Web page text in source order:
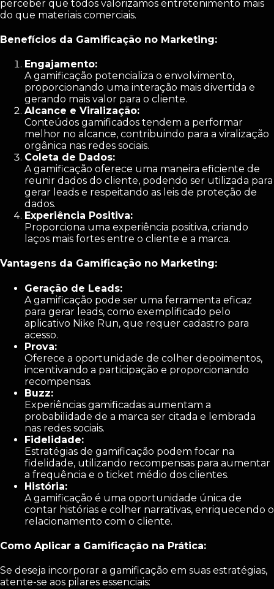
perceber que todos valorizamos entretenimento mais
do que materiais comerciais.
Benefícios da Gamificação no Marketing:
Engajamento:
A gamificação potencializa o envolvimento,
proporcionando uma interação mais divertida e
gerando mais valor para o cliente.
Alcance e Viralização:
Conteúdos gamificados tendem a performar
melhor no alcance, contribuindo para a viralização
orgânica nas redes sociais.
Coleta de Dados:
A gamificação oferece uma maneira eficiente de
reunir dados do cliente, podendo ser utilizada para
gerar leads e respeitando as leis de proteção de
dados.
Experiência Positiva:
Proporciona uma experiência positiva, criando
laços mais fortes entre o cliente e a marca.
Vantagens da Gamificação no Marketing:
Geração de Leads:
A gamificação pode ser uma ferramenta eficaz
para gerar leads, como exemplificado pelo
aplicativo Nike Run, que requer cadastro para
acesso.
Prova:
Oferece a oportunidade de colher depoimentos,
incentivando a participação e proporcionando
recompensas.
Buzz:
Experiências gamificadas aumentam a
probabilidade de a marca ser citada e lembrada
nas redes sociais.
Fidelidade:
Estratégias de gamificação podem focar na
fidelidade, utilizando recompensas para aumentar
a frequência e o ticket médio dos clientes.
História:
A gamificação é uma oportunidade única de
contar histórias e colher narrativas, enriquecendo o
relacionamento com o cliente.
Como Aplicar a Gamificação na Prática:
Se deseja incorporar a gamificação em suas estratégias,
atente-se aos pilares essenciais: